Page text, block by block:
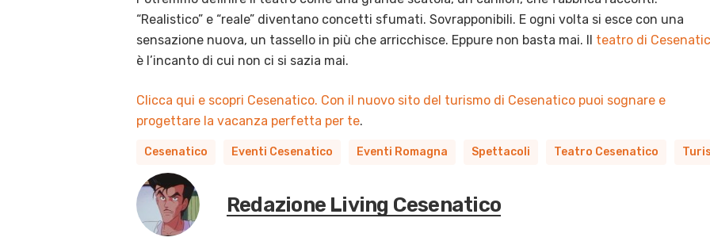
“Realistico” e “reale” diventano concetti sfumati. Sovrapponibili. E ogni volta si esce con una
sensazione nuova, un tassello in più che arricchisce. Eppure non basta mai. Il teatro di
è l’incanto di cui non ci si sazia mai.
Clicca qui e scopri Cesenatico. Con il nuovo sito del turismo di Cesenatico puoi sognare e
progettare la vacanza perfetta per te.
Cesenatico Eventi Cesenatico Eventi Romagna Spettacoli Teatro Cesenatico
Redazione Living Cesenatico